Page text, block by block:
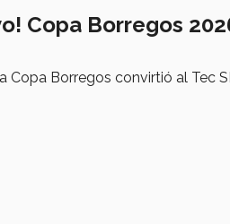
Copa Borregos
Copa Borregos convirtió al Tec